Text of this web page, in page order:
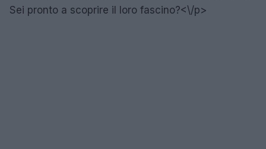
Sei pronto a scoprire il loro fascino?<\/p>